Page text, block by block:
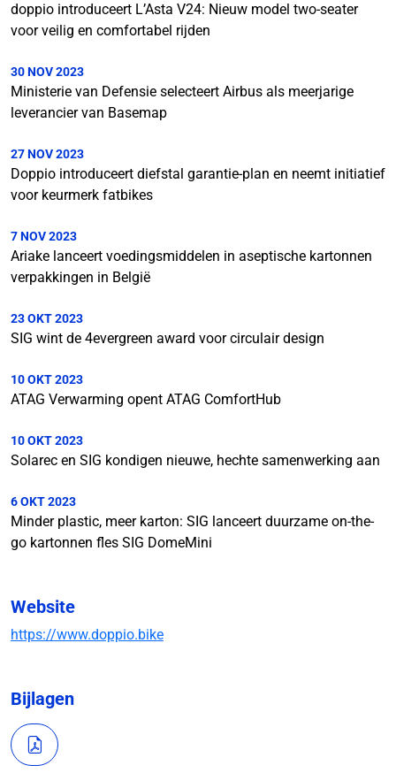
doppio introduceert L’Asta V24: Nieuw model two-seater
voor veilig en comfortabel rijden
30 NOV 2023
Ministerie van Defensie selecteert Airbus als meerjarige
leverancier van Basemap
27 NOV 2023
Doppio introduceert diefstal garantie-plan en neemt initiatief
voor keurmerk fatbikes
7 NOV 2023
Ariake lanceert voedingsmiddelen in aseptische kartonnen
verpakkingen in België
23 OKT 2023
SIG wint de 4evergreen award voor circulair design
10 OKT 2023
ATAG Verwarming opent ATAG ComfortHub
10 OKT 2023
Solarec en SIG kondigen nieuwe, hechte samenwerking aan
6 OKT 2023
Minder plastic, meer karton: SIG lanceert duurzame on-the-
go kartonnen fles SIG DomeMini
Website
https://www.doppio.bike
Bijlagen